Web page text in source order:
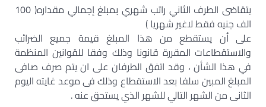
يتقاضى الطرف الثاني راتب شهري بمبلغ إجمالي مقداره( 100
الف جنيه فقط لاغير شهريا )
على أن يستقطع من هذا المبلغ قيمة جميع الضرائب
والاستقطاعات المقررة قانونا وذلك وفقا للقوانين المنظمة
في هذا الشأن ، وقد اتفق الطرفان على ان يتم صرف صافى
المبلغ المبين سلفا بعد الاستقطاع وذلك فى موعد غايته اليوم
الثانى من الشهر التالي للشهر الذي يستحق عنه .